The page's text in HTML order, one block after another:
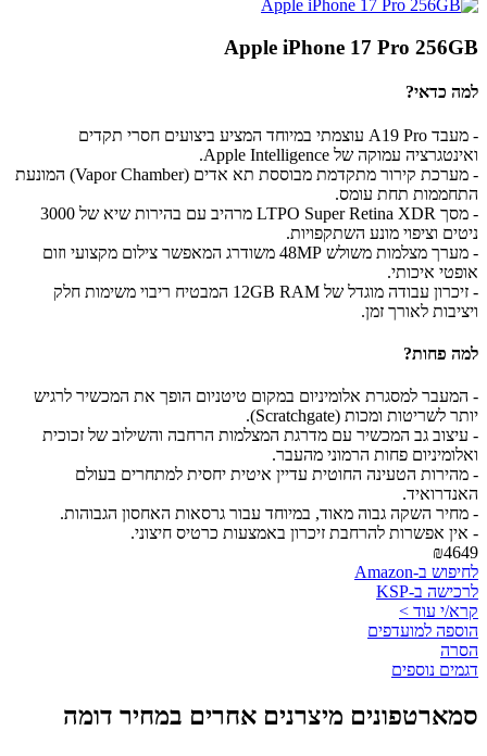
Apple iPhone 17 Pro 256GB
למה כדאי?
- מעבד A19 Pro עוצמתי במיוחד המציע ביצועים חסרי תקדים
ואינטגרציה עמוקה של Apple Intelligence.
- מערכת קירור מתקדמת מבוססת תא אדים (Vapor Chamber) המונעת
התחממות תחת עומס.
- מסך LTPO Super Retina XDR מרהיב עם בהירות שיא של 3000
ניטים וציפוי מונע השתקפויות.
- מערך מצלמות משולש 48MP משודרג המאפשר צילום מקצועי וזום
אופטי איכותי.
- זיכרון עבודה מוגדל של 12GB RAM המבטיח ריבוי משימות חלק
ויציבות לאורך זמן.
למה פחות?
- המעבר למסגרת אלומיניום במקום טיטניום הופך את המכשיר לרגיש
יותר לשריטות ומכות (Scratchgate).
- עיצוב גב המכשיר עם מדרגת המצלמות הרחבה והשילוב של זכוכית
ואלומיניום פחות הרמוני מהעבר.
- מהירות הטעינה החוטית עדיין איטית יחסית למתחרים בעולם
האנדרואיד.
- מחיר השקה גבוה מאוד, במיוחד עבור גרסאות האחסון הגבוהות.
- אין אפשרות להרחבת זיכרון באמצעות כרטיס חיצוני.
₪4649
לחיפוש ב-Amazon
לרכישה ב-KSP
קרא/י עוד >
הוספה למועדפים
הסרה
דגמים נוספים
סמארטפונים מיצרנים אחרים במחיר דומה